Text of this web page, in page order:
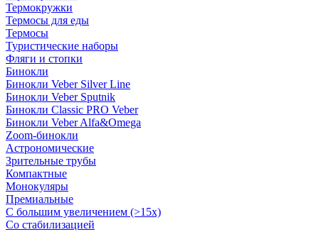
Термокружки
Термосы для еды
Термосы
Туристические наборы
Фляги и стопки
Бинокли
Бинокли Veber Silver Line
Бинокли Veber Sputnik
Бинокли Classic PRO Veber
Бинокли Veber Alfa&Omega
Zoom-бинокли
Астрономические
Зрительные трубы
Компактные
Монокуляры
Премиальные
С большим увеличением (>15x)
Со стабилизацией